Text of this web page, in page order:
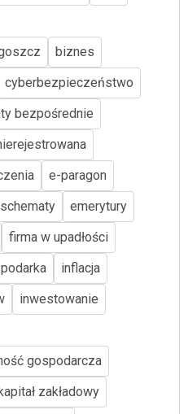
biznes
cyberbezpieczeństwo
bezpośrednie
e-paragon
emerytury
firma w upadłości
inflacja
inwestowanie
gospodarcza
zakładowy